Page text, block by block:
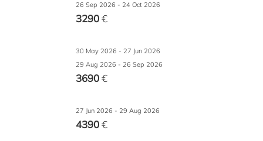
26 Sep 2026 - 24 Oct 2026
3290€
30 May 2026 - 27 Jun 2026
29 Aug 2026 - 26 Sep 2026
3690€
27 Jun 2026 - 29 Aug 2026
4390€